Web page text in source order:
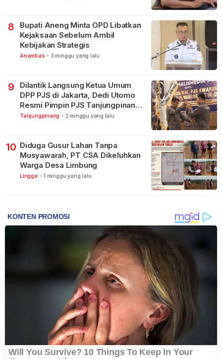
8
Bupati Aneng Minta OPD Libatkan
Kejaksaan Sebelum Ambil
Kebijakan Strategis
Anambas - 3 minggu yang lalu
9
Dilantik Langsung Ketua Umum
DPP PJS di Jakarta, Dedi Utomo
Resmi Pimpin PJS Tanjungpinang-
Bintan
Tanjungpinang - 2 minggu yang lalu
10 Diduga Gusur Lahan Tanpa
Musyawarah, PT CSA Dikeluhkan
Warga Desa Limbung
Lingga - 1 minggu yang lalu